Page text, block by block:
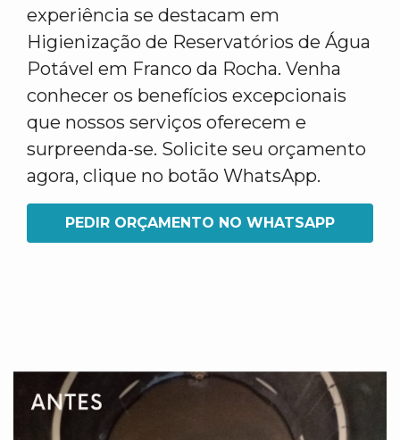
experiência se destacam em
Higienização de Reservatórios de Água
Potável em Franco da Rocha. Venha
conhecer os benefícios excepcionais
que nossos serviços oferecem e
surpreenda-se. Solicite seu orçamento
agora, clique no botão WhatsApp.
PEDIR ORÇAMENTO NO WHATSAPP